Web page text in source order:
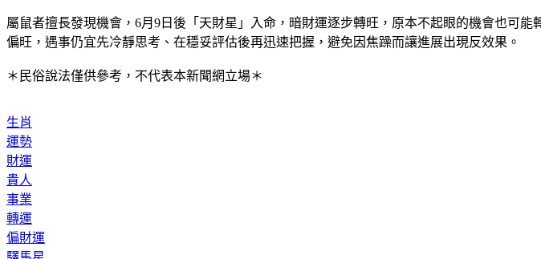
屬鼠者擅長發現機會，6月9日後「天財星」入命，暗財運逐步轉旺，原本不起眼的機會也可
偏旺，遇事仍宜先冷靜思考、在穩妥評估後再迅速把握，避免因焦躁而讓進展出現反效果。
＊民俗說法僅供參考，不代表本新聞網立場＊
生肖
運勢
財運
貴人
事業
轉運
偏財運